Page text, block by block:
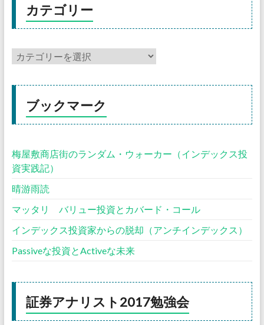
カテゴリー
ブックマーク
梅屋敷商店街のランダム・ウォーカー（インデックス投
資実践記）
晴游雨読
マッタリ バリュー投資とカバード・コール
インデックス投資家からの脱却（アンチインデックス）
Passiveな投資とActiveな未来
証券アナリスト2017勉強会